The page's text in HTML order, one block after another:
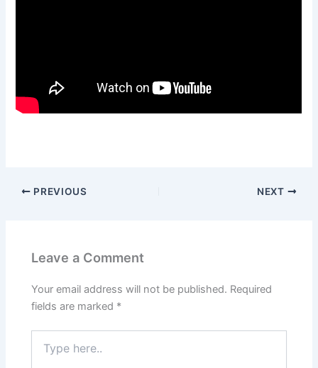
PREVIOUS NEXT
Leave a Comment
Your email address will not be published. Required
fields are marked *
here..